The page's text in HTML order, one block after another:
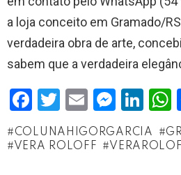
a loja conceito em Gramado/
verdadeira obra de arte,
sabem que a verdadeira
F
a
ce
T
wi
tt
E
m
ail
M
es
se
Li
n
ke
h
COLUNAHIGORGARCIA
VERA ROLOFF